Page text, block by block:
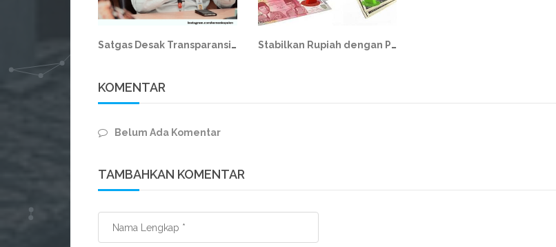
Satgas Desak Transparansi Pembayaran Dana Anggota Indosurya Stabilkan Rupiah dengan Pemberdayaan Koperasi
KOMENTAR
Belum Ada Komentar
TAMBAHKAN KOMENTAR